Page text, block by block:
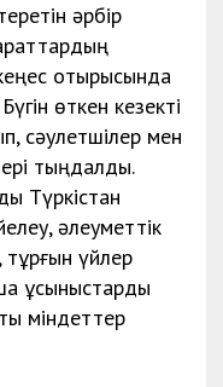
әрбір
отырысында
өткен кезекті
сәулетшілер мен
тыңдалды.
Түркістан
әлеуметтік
тұрғын үйлер
ұсыныстарды
міндеттер